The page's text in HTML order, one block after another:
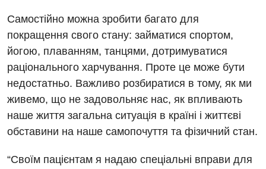
Вакансії
Заходи БПР
Інтернатура
Безкоштовні операції
Програма лояльності
Відгуки
Діагностика
Ангіографічні дослідження
Діагностичне відділення
Ендоскопічне відділення
Комп’ютерна томографія
Магнітно-резонансна томографія
Відділ госпіталізації
Відділення кардіосудинної патології та неврології
Відділення невідкладних станів
Самостійно можна зробити багато для
покращення свого стану: займатися спортом,
йогою, плаванням, танцями, дотримуватися
раціонального харчування. Проте це може бути
недостатньо. Важливо розбиратися в тому, як ми
живемо, що не задовольняє нас, як впливають
наше життя загальна ситуація в країні і життєві
обставини на наше самопочуття та фізичний стан.
“Своїм пацієнтам я надаю спеціальні вправи для